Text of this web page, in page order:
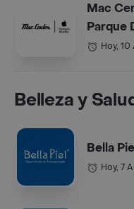
Mac
Parque
Hoy, 10
Belleza y
Bella Piel
Hoy, 7